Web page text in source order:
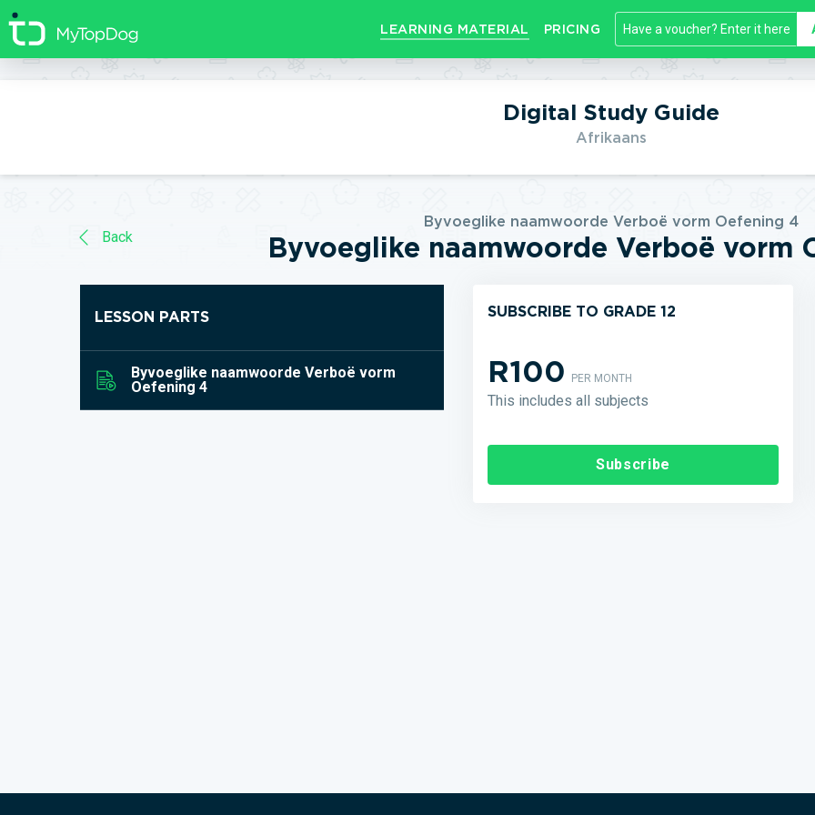
//]]>
LEARNING MATERIAL PRICING
Digital Study Guide
Afrikaans
Back
Byvoeglike naamwoorde Verboë vorm Oefening 4
Byvoeglike naamwoorde Verboë vorm
LESSON PARTS
Byvoeglike naamwoorde Verboë vorm
Oefening 4
SUBSCRIBE TO GRADE 12
R100PER MONTH
This includes all subjects
Subscribe